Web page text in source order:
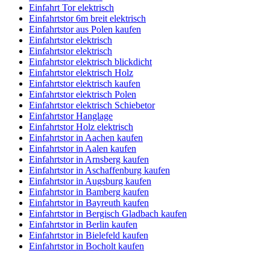
Einfahrt Tor elektrisch
Einfahrtstor 6m breit elektrisch
Einfahrtstor aus Polen kaufen
Einfahrtstor elektrisch
Einfahrtstor elektrisch
Einfahrtstor elektrisch blickdicht
Einfahrtstor elektrisch Holz
Einfahrtstor elektrisch kaufen
Einfahrtstor elektrisch Polen
Einfahrtstor elektrisch Schiebetor
Einfahrtstor Hanglage
Einfahrtstor Holz elektrisch
Einfahrtstor in Aachen kaufen
Einfahrtstor in Aalen kaufen
Einfahrtstor in Arnsberg kaufen
Einfahrtstor in Aschaffenburg kaufen
Einfahrtstor in Augsburg kaufen
Einfahrtstor in Bamberg kaufen
Einfahrtstor in Bayreuth kaufen
Einfahrtstor in Bergisch Gladbach kaufen
Einfahrtstor in Berlin kaufen
Einfahrtstor in Bielefeld kaufen
Einfahrtstor in Bocholt kaufen